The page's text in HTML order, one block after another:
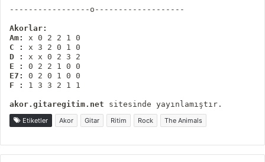
-----------------o-------------------
Akorlar:
Am:
C :
D :
E :
E7:
F :
1 3 3 2 1 1
akor.gitaregitim.net sitesinde yayınlamıştır.
Etiketler Akor Gitar Ritim Rock The Animals